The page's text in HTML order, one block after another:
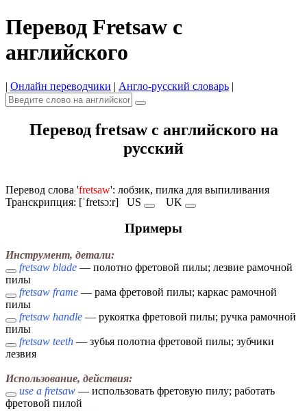
Перевод Fretsaw с
английского
| Онлайн переводчики | Англо-русский словарь |
Перевод fretsaw с английского на
русский
Перевод слова 'fretsaw': лобзик, пилка для выпиливания
Транскрипция: [ˈfretsɔːr] US UK
Примеры
Инструмент, детали:
fretsaw blade — полотно фретовой пилы; лезвие рамочной
пилы
fretsaw frame — рама фретовой пилы; каркас рамочной
пилы
fretsaw handle — рукоятка фретовой пилы; ручка рамочной
пилы
fretsaw teeth — зубья полотна фретовой пилы; зубчики
лезвия
Использование, действия:
use a fretsaw — использовать фретовую пилу; работать
фретовой пилой